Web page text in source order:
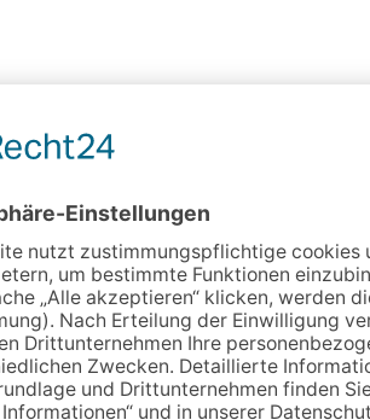
Jena-
Am Klinikum 1/07, 07747 Jena,
Wir